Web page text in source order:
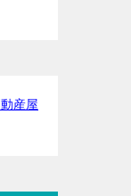
産屋